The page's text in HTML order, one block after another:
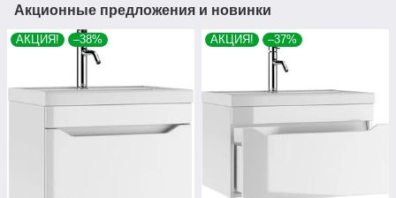
Акционные предложения и новинки
АКЦИЯ! –38% АКЦИЯ! –37%